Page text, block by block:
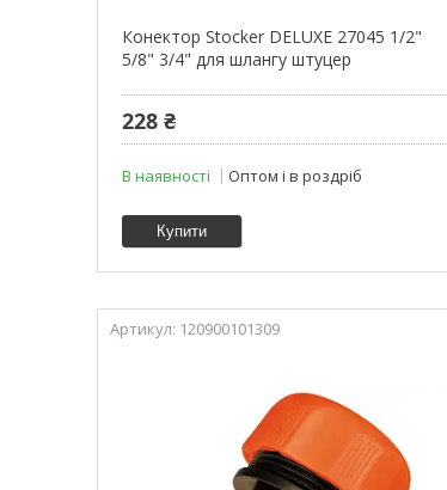
Конектор Stocker DELUXE 27045 1/2"
5/8" 3/4" для шлангу штуцер
228 ₴
В наявності Оптом і в роздріб
Купити
120900101309